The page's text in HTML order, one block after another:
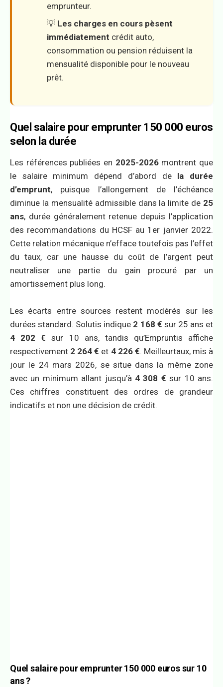
emprunteur.
💡 Les charges en cours pèsent
immédiatement crédit auto,
consommation ou pension réduisent la
mensualité disponible pour le nouveau
prêt.
Quel salaire pour emprunter 150 000 euros
selon la durée
Les références publiées en 2025-2026montrent que
le salaire minimum dépend d’abord de la durée
d’emprunt, puisque l’allongement de l’échéance
diminue la mensualité admissible dans la limite de 25
ans, durée généralement retenue depuis l’application
des recommandations du HCSF au 1er janvier 2022.
Cette relation mécanique n’efface toutefois pas l’effet
du taux, car une hausse du coût de l’argent peut
neutraliser une partie du gain procuré par un
amortissement plus long.
Les écarts entre sources restent modérés sur les
durées standard. Solutis indique 2 168 € sur 25 ans et
4 202 € sur 10 ans, tandis qu’Empruntis affiche
respectivement 2 264 € et 4 226 €. Meilleurtaux, mis à
jour le 24 mars 2026, se situe dans la même zone
avec un minimum allant jusqu’à 4 308 € sur 10 ans.
Ces chiffres constituent des ordres de grandeur
indicatifs et non une décision de crédit.
Quel salaire pour emprunter 150 000 euros sur 10
ans ?